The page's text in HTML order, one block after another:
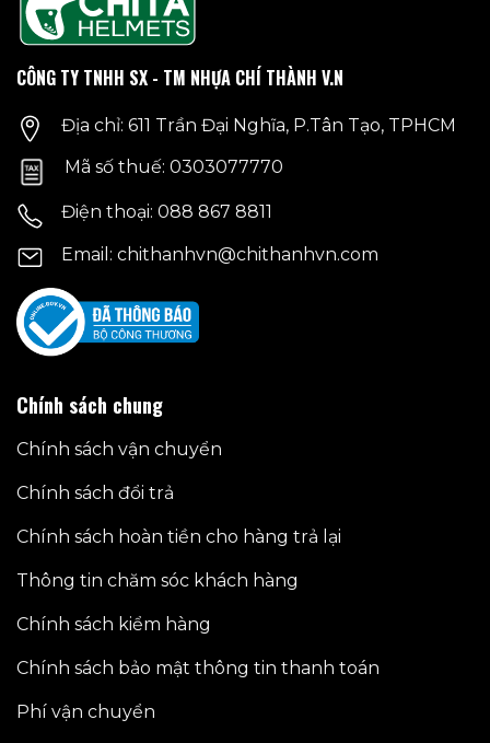
có
được
trên
phẩm
CÔNG TY TNHH SX - TM NHỰA CHÍ THÀNH V.N
Địa chỉ: 611 Trần Đại Nghĩa, P.Tân Tạo, TPHCM
Mã số thuế: 0303077770
Điện thoại: 088 867 8811
Email: chithanhvn@chithanhvn.com
Chính sách chung
Chính sách vận chuyển
Chính sách đổi trả
Chính sách hoàn tiền cho hàng trả lại
Thông tin chăm sóc khách hàng
Chính sách kiểm hàng
Chính sách bảo mật thông tin thanh toán
Phí vận chuyển